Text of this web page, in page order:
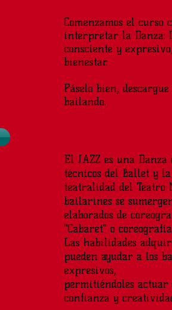
Comenzamos el
interpretar la Danza:
consciente y
bienestar.
Páselo bien,
bailando.
El JAZZ es una
técnicos del Ballet y
teatralidad del Teatro
bailarines se
elaborados de
"Cabaret" o
Las habilidades
pueden ayudar a los
expresivos,
permitiéndoles actuar
confianza y